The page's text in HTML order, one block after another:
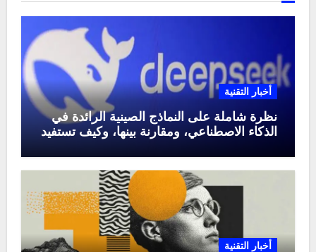
أخبار التقنية
نظرة شاملة على النماذج الصينية الرائدة في
الذكاء الاصطناعي، ومقارنة بينها، وكيف تستفيد
أخبار التقنية